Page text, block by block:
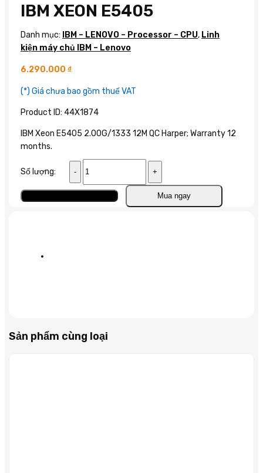
IBM XEON E5405
Danh mục: IBM – LENOVO – Processor – CPU, Linh
kiện máy chủ IBM – Lenovo
6.290.000 ₫
(*) Giá chưa bao gồm thuế VAT
Product ID: 44X1874
IBM Xeon E5405 2.00G/1333 12M QC Harper; Warranty 12
months.
Số lượng:
Xeon
E5405
số
Mua ngay
Sản phẩm cùng loại